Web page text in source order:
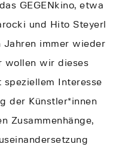
GEGENkino, etwa
und Hito Steyerl
Jahren immer wieder
wollen wir dieses
Interesse
der Künstler*innen
Zusammenhänge,